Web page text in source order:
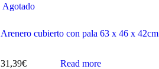
Agotado
Arenero cubierto con pala 63 x 46 x 42cm
31,39€ Read more